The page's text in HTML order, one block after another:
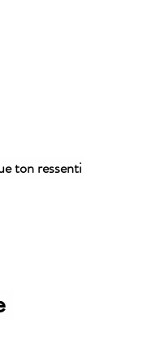
ton ressenti